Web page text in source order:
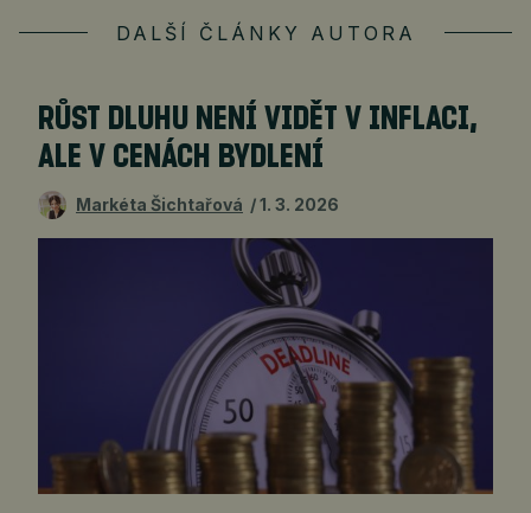
DALŠÍ ČLÁNKY AUTORA
RŮST DLUHU NENÍ VIDĚT V INFLACI,
ALE V CENÁCH BYDLENÍ
Markéta Šichtařová 1. 3. 2026